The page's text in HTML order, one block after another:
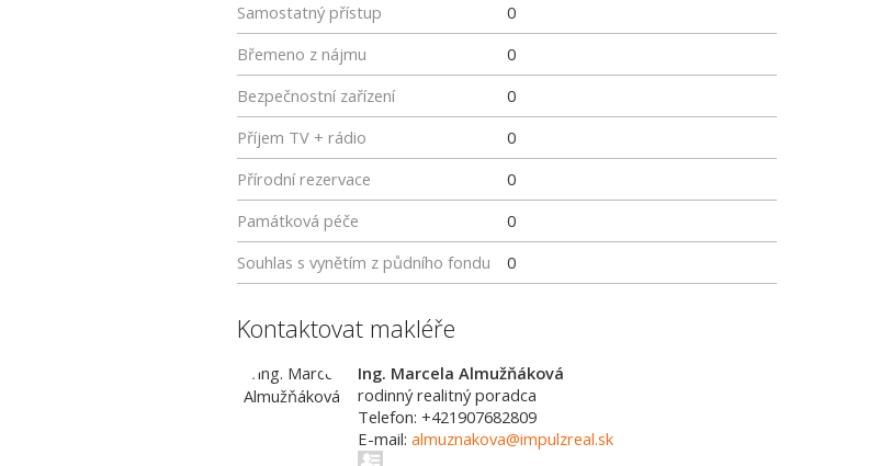
Samostatný přístup
0
Břemeno z nájmu
0
Bezpečnostní zařízení
0
Příjem TV + rádio
0
Přírodní rezervace
0
Památková péče
0
Souhlas s vynětím z půdního fondu
0
Kontaktovat makléře
Ing. Marcela Almužňáková
rodinný realitný poradca
Telefon: +421907682809
E-mail: almuznakova@impulzreal.sk